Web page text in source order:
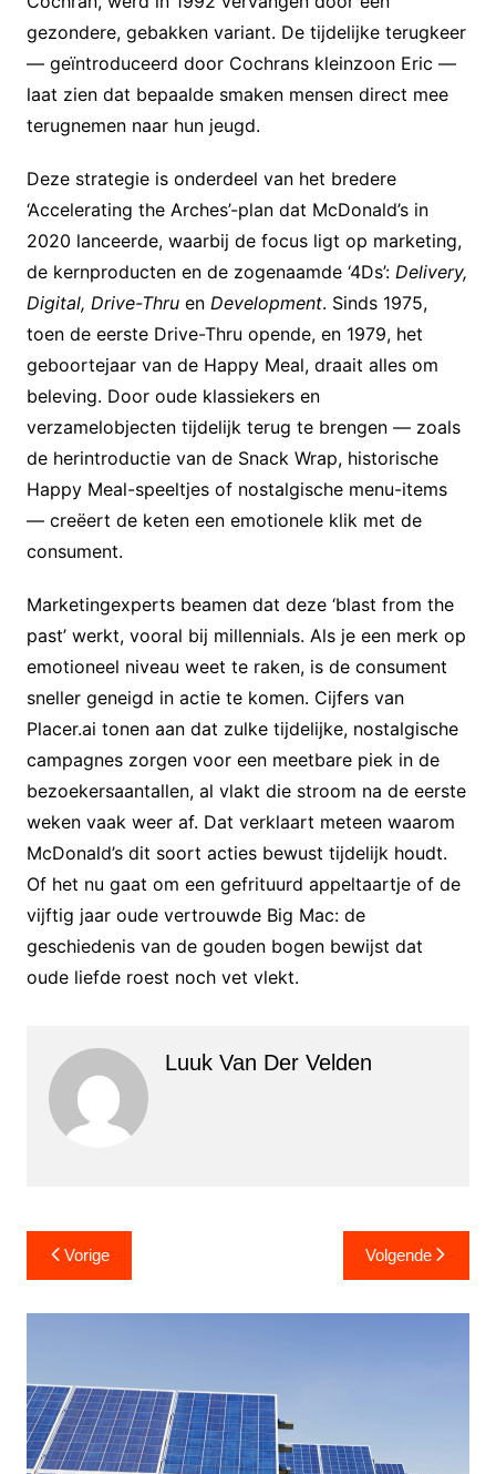
gezondere, gebakken variant. De tijdelijke terugkeer
— geïntroduceerd door Cochrans kleinzoon Eric —
laat zien dat bepaalde smaken mensen direct mee
terugnemen naar hun jeugd.
Deze strategie is onderdeel van het bredere
‘Accelerating the Arches’-plan dat McDonald’s in
2020 lanceerde, waarbij de focus ligt op marketing,
de kernproducten en de zogenaamde ‘4Ds’: Delivery,
Digital, Drive-Thruen Development. Sinds 1975,
toen de eerste Drive-Thru opende, en 1979, het
geboortejaar van de Happy Meal, draait alles om
beleving. Door oude klassiekers en
verzamelobjecten tijdelijk terug te brengen — zoals
de herintroductie van de Snack Wrap, historische
Happy Meal-speeltjes of nostalgische menu-items
— creëert de keten een emotionele klik met de
consument.
Marketingexperts beamen dat deze ‘blast from the
past’ werkt, vooral bij millennials. Als je een merk op
emotioneel niveau weet te raken, is de consument
sneller geneigd in actie te komen. Cijfers van
Placer.ai tonen aan dat zulke tijdelijke, nostalgische
campagnes zorgen voor een meetbare piek in de
bezoekersaantallen, al vlakt die stroom na de eerste
weken vaak weer af. Dat verklaart meteen waarom
McDonald’s dit soort acties bewust tijdelijk houdt.
Of het nu gaat om een gefrituurd appeltaartje of de
vijftig jaar oude vertrouwde Big Mac: de
geschiedenis van de gouden bogen bewijst dat
oude liefde roest noch vet vlekt.
Luuk Van Der Velden
Bericht
navigatie
Vorige Volgende